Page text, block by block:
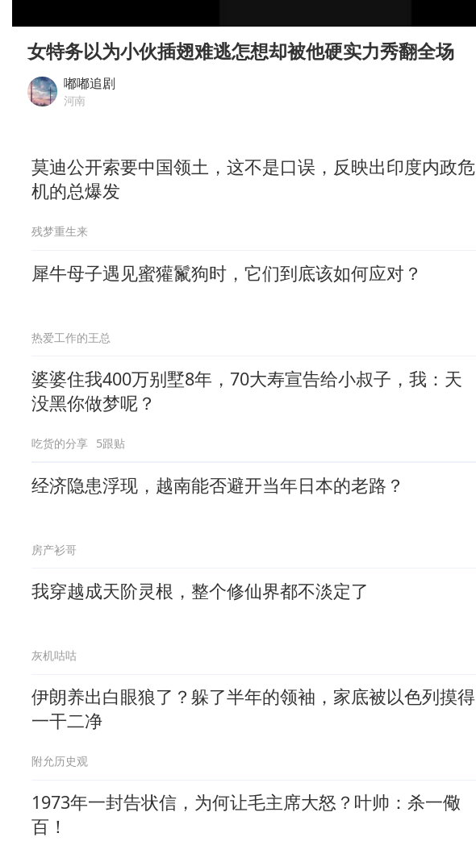
“深圳地面沉降致车辆损坏”不实
外交部发言人就广岛核爆81周年等答记者问
80后女柜员逆袭成4200亿银行副行长
女特务以为小伙插翅难逃怎想却被他硬实力秀翻全场
嘟嘟追剧
河南
莫迪公开索要中国领土，这不是口误，反映出印度内政危
机的总爆发
残梦重生来
犀牛母子遇见蜜獾鬣狗时，它们到底该如何应对？
热爱工作的王总
婆婆住我400万别墅8年，70大寿宣告给小叔子，我：天
没黑你做梦呢？
吃货的分享 5跟贴
经济隐患浮现，越南能否避开当年日本的老路？
房产衫哥
我穿越成天阶灵根，整个修仙界都不淡定了
灰机咕咕
伊朗养出白眼狼了？躲了半年的领袖，家底被以色列摸得
一干二净
附允历史观
1973年一封告状信，为何让毛主席大怒？叶帅：杀一儆
百！